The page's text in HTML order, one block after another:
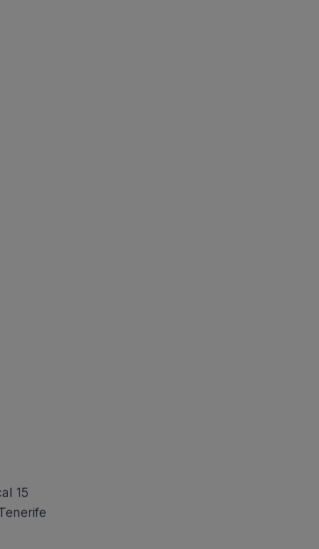
15